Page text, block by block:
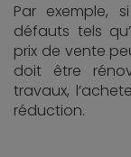
Par exemple,
défauts tels
prix de vente
doit être
travaux,
réduction.